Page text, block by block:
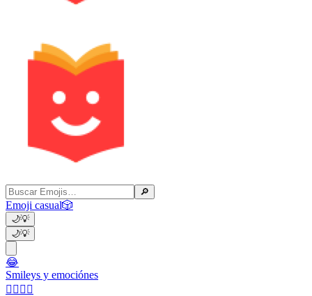
🔎
Emoji casual🎲
🌙💡
🌙💡
😂
Smileys y emociónes
👩‍❤️‍💋‍👨